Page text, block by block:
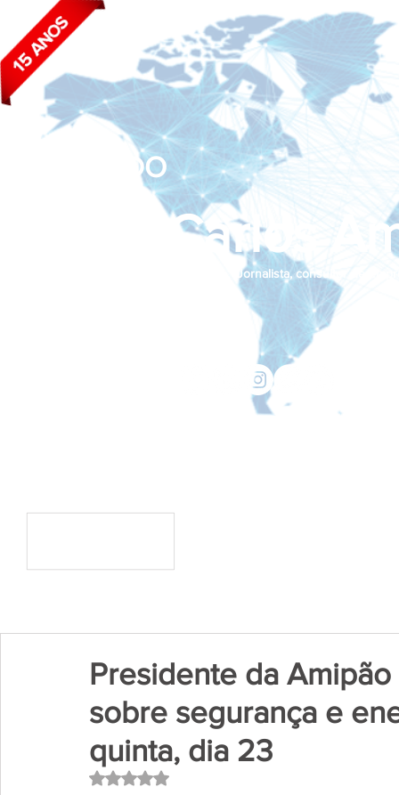
João Carlos
BLOG DO
Jornalista, consultor de
Presidente da
sobre segurança e
quinta, dia 23
Avaliado com NaN de 5 estrelas.